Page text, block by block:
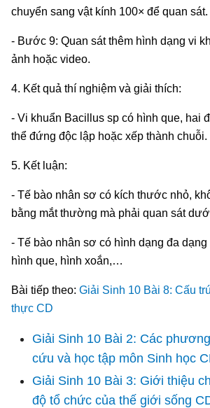
chuyển sang vật kính 100× để quan sát.
- Bước 9: Quan sát thêm hình dạng vi
ảnh hoặc video.
4. Kết quả thí nghiệm và giải thích:
- Vi khuẩn Bacillus sp có hình que, hai
thể đứng độc lập hoặc xếp thành chuỗi.
5. Kết luận:
- Tế bào nhân sơ có kích thước nhỏ,
bằng mắt thường mà phải quan sát
- Tế bào nhân sơ có hình dạng đa
hình que, hình xoắn,…
Bài tiếp theo: Giải Sinh 10 Bài 8: Cấu
thực CD
Giải Sinh 10 Bài 2: Các
cứu và học tập môn Sinh học
Giải Sinh 10 Bài 3: Giới thiệu
độ tổ chức của thế giới sống